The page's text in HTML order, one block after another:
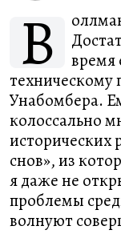
В
время
техническому
Унабомбера.
колоссально
исторических
снов», из
я даже не
проблемы
волнуют